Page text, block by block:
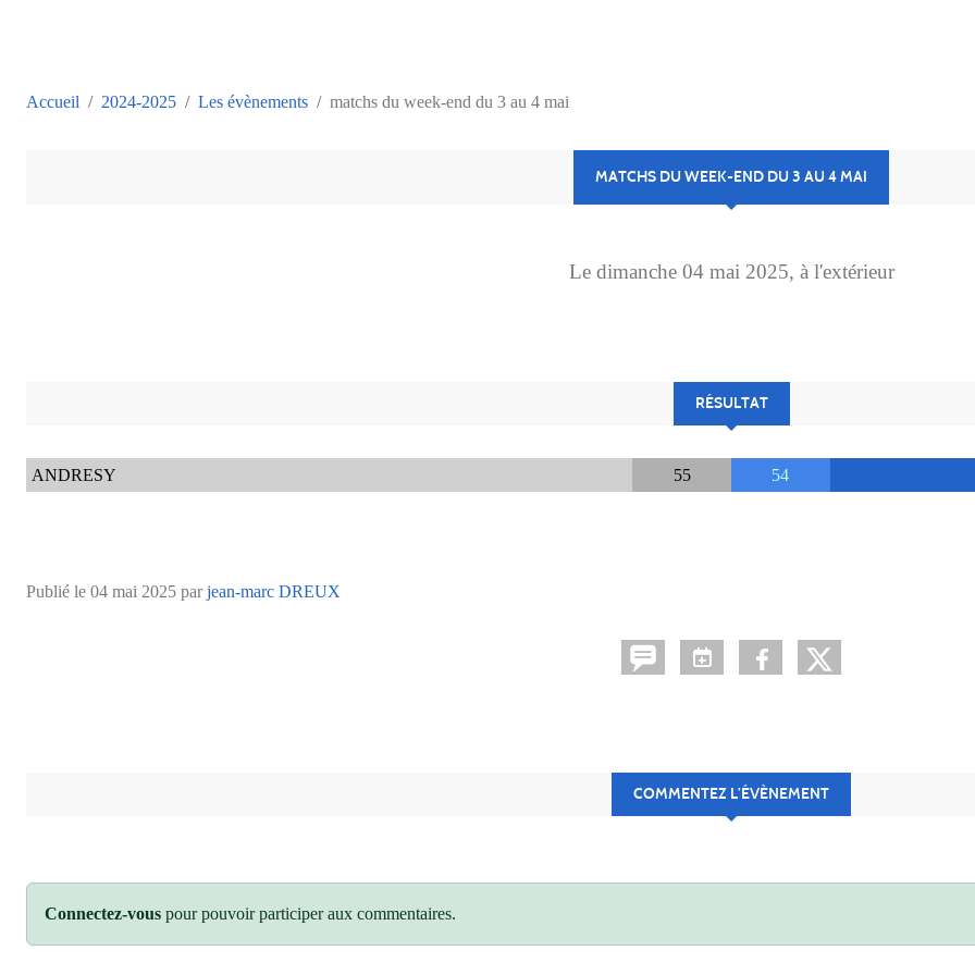
Accueil 2024-2025 Les évènements matchs du week-end du 3 au 4 mai
MATCHS DU WEEK-END DU 3 AU 4 MAI
Le dimanche 04 mai 2025, à l'extérieur
RÉSULTAT
ANDRESY 55 54
Publié le 04 mai 2025 parjean-marc DREUX
COMMENTEZ L’ÉVÈNEMENT
Connectez-vous pour pouvoir participer aux commentaires.